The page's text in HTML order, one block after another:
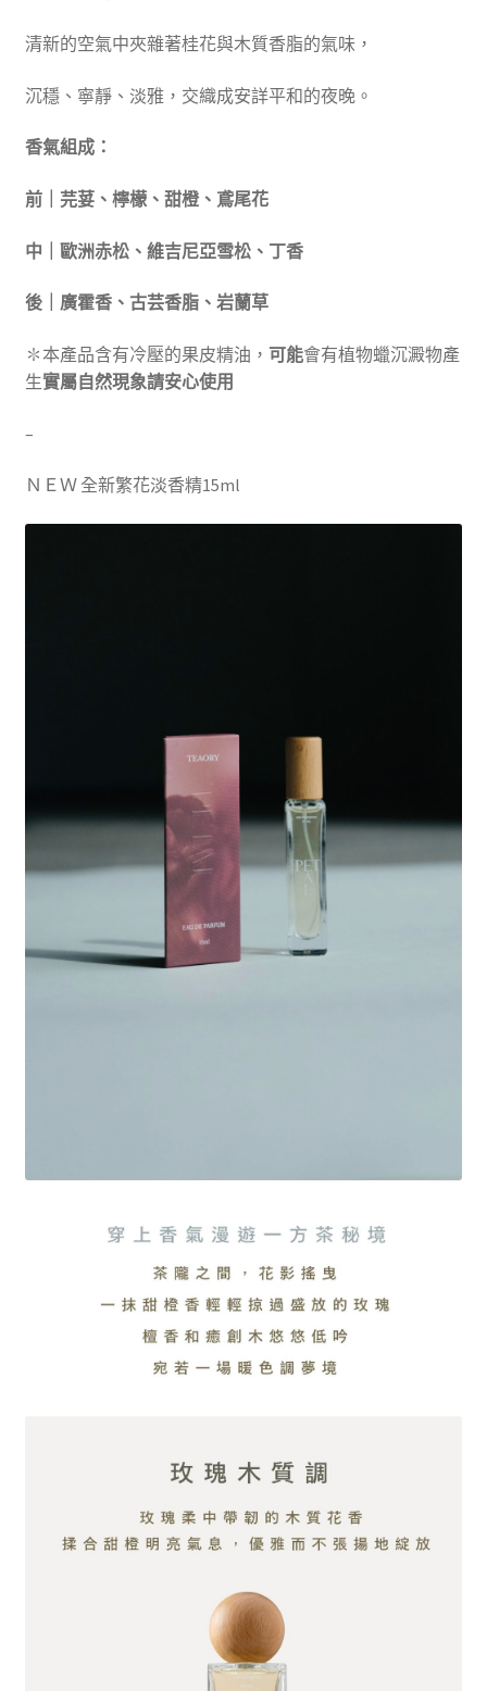
清新的空氣中夾雜著桂花與木質香脂的氣味，
沉穩、寧靜、淡雅，交織成安詳平和的夜晚。
香氣組成：
前｜芫荽、檸檬、甜橙、鳶尾花
中｜歐洲赤松、維吉尼亞雪松、丁香
後｜廣霍香、古芸香脂、岩蘭草
✽本產品含有冷壓的果皮精油， 可能會有植物蠟沉澱物產
生實屬自然現象請安心使用
–
ＮＥＷ 全新繁花淡香精15ml